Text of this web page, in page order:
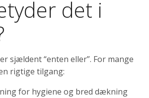
det i
sjældent “enten eller”. For mange
rigtige tilgang:
for hygiene og bred dækning